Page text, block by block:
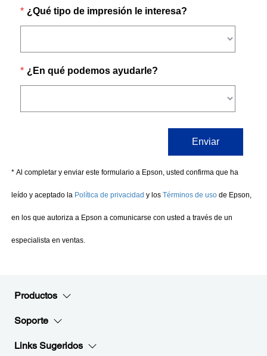
Productos
Soporte
Links Sugeridos